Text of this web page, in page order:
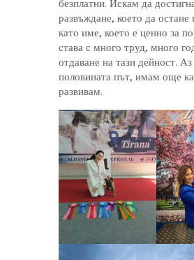
безплатни. Искам да
развъждане, което да остане
като име, което е ценно за
става с много труд, много
отдаване на тази дейност.
половината път, имам още
развивам.